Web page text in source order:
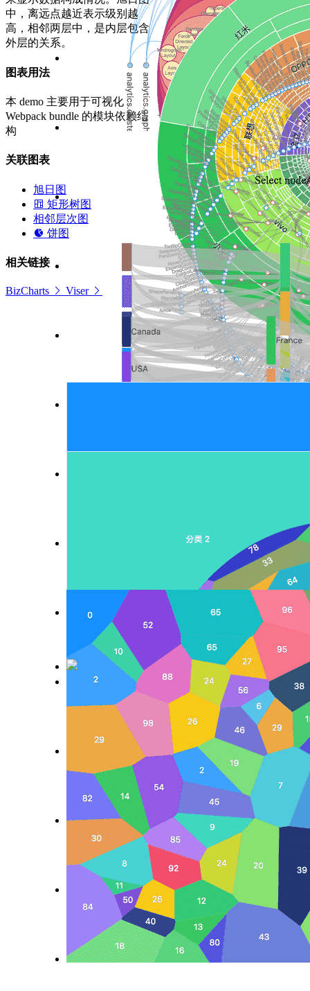
中，离远点越近表示级别越
高，相邻两层中，是内层包含
外层的关系。
图表用法
本 demo 主要用于可视化
Webpack bundle 的模块依赖结
构
关联图表
旭日图
矩形树图
相邻层次图
饼图
相关链接
BizCharts Viser